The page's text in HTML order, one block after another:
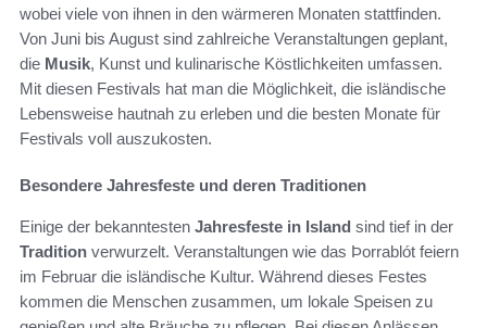
wobei viele von ihnen in den wärmeren Monaten stattfinden.
Von Juni bis August sind zahlreiche Veranstaltungen geplant,
die Musik, Kunst und kulinarische Köstlichkeiten umfassen.
Mit diesen Festivals hat man die Möglichkeit, die isländische
Lebensweise hautnah zu erleben und die besten Monate für
Festivals voll auszukosten.
Besondere Jahresfeste und deren Traditionen
Einige der bekanntesten Jahresfeste in Island sind tief in der
Tradition verwurzelt. Veranstaltungen wie das Þorrablót feiern
im Februar die isländische Kultur. Während dieses Festes
kommen die Menschen zusammen, um lokale Speisen zu